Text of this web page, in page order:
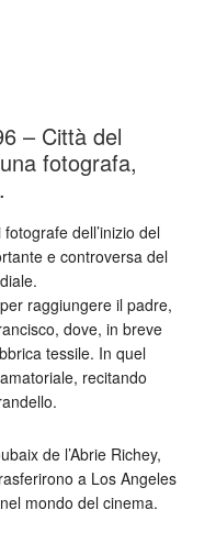
– Città del
fotografa,
dell’inizio del
e controversa del
raggiungere il padre,
dove, in breve
tessile. In quel
recitando
de l’Abrie Richey,
a Los Angeles
mondo del cinema.